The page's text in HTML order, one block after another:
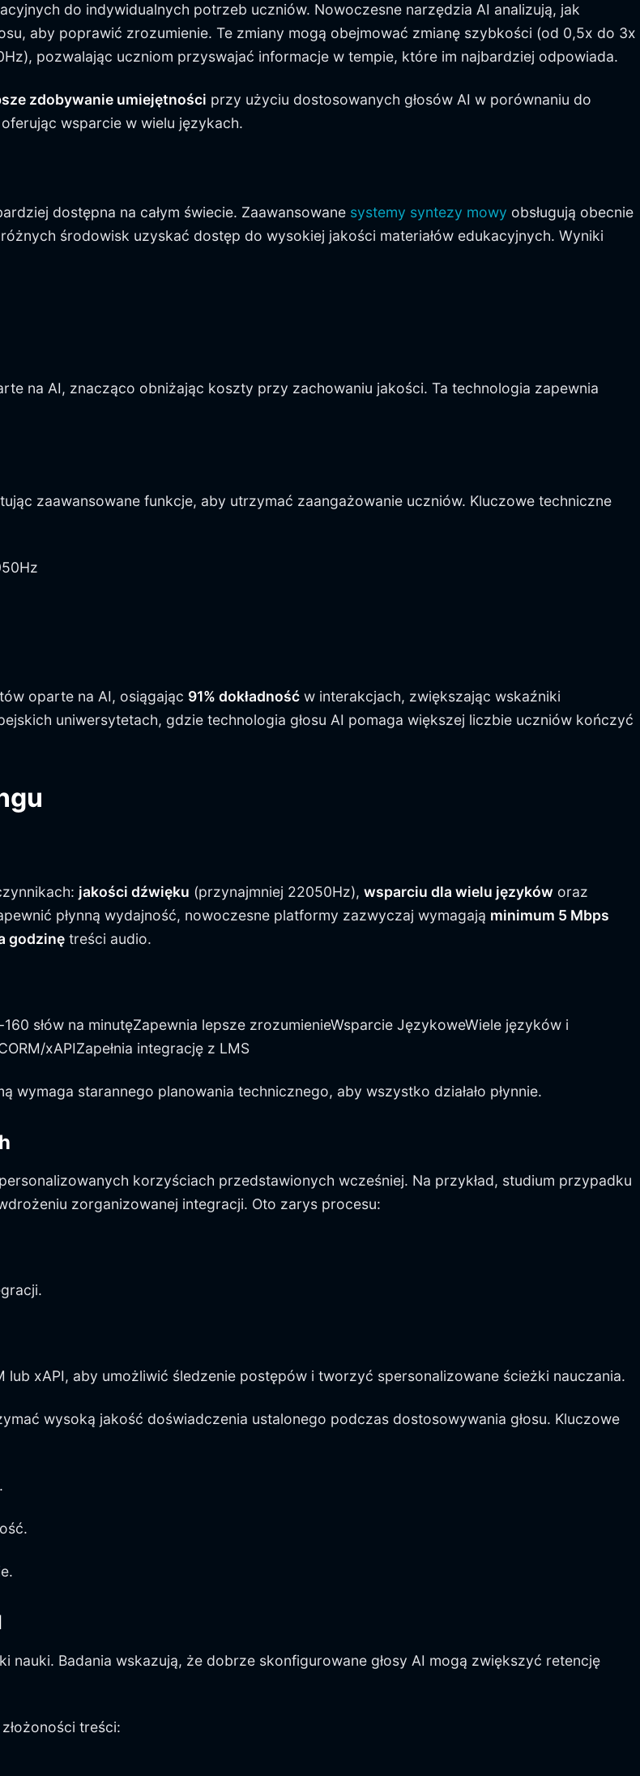
do indywidualnych potrzeb uczniów. Nowoczesne narzędzia AI analizują, jak
aby poprawić zrozumienie. Te zmiany mogą obejmować zmianę szybkości (od 0,5x do 3x
pozwalając uczniom przyswajać informacje w tempie, które im najbardziej odpowiada.
zdobywanie umiejętności przy użyciu dostosowanych głosów AI w porównaniu do
wsparcie w wielu językach.
dostępna na całym świecie. Zaawansowane systemy syntezy mowy obsługują obecnie
środowisk uzyskać dostęp do wysokiej jakości materiałów edukacyjnych. Wyniki
na AI, znacząco obniżając koszty przy zachowaniu jakości. Ta technologia zapewnia
zaawansowane funkcje, aby utrzymać zaangażowanie uczniów. Kluczowe techniczne
oparte na AI, osiągając 91% dokładność w interakcjach, zwiększając wskaźniki
uniwersytetach, gdzie technologia głosu AI pomaga większej liczbie uczniów kończyć
jakości dźwięku (przynajmniej 22050Hz), wsparciu dla wielu języków oraz
płynną wydajność, nowoczesne platformy zazwyczaj wymagają minimum 5 Mbps
godzinę treści audio.
słów na minutęZapewnia lepsze zrozumienieWsparcie JęzykoweWiele języków i
xAPIZapełnia integrację z LMS
starannego planowania technicznego, aby wszystko działało płynnie.
korzyściach przedstawionych wcześniej. Na przykład, studium przypadku
zorganizowanej integracji. Oto zarys procesu:
lub xAPI, aby umożliwić śledzenie postępów i tworzyć spersonalizowane ścieżki nauczania.
wysoką jakość doświadczenia ustalonego podczas dostosowywania głosu. Kluczowe
nauki. Badania wskazują, że dobrze skonfigurowane głosy AI mogą zwiększyć retencję
treści: